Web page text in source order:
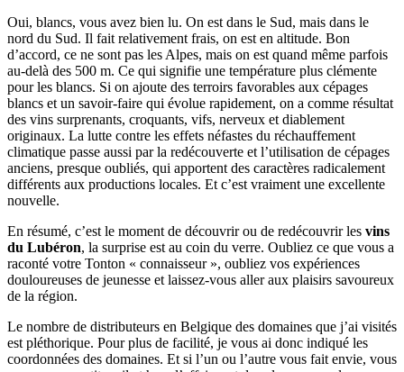
Oui, blancs, vous avez bien lu. On est dans le Sud, mais dans le
nord du Sud. Il fait relativement frais, on est en altitude. Bon
d’accord, ce ne sont pas les Alpes, mais on est quand même parfois
au-delà des 500 m. Ce qui signifie une température plus clémente
pour les blancs. Si on ajoute des terroirs favorables aux cépages
blancs et un savoir-faire qui évolue rapidement, on a comme résultat
des vins surprenants, croquants, vifs, nerveux et diablement
originaux. La lutte contre les effets néfastes du réchauffement
climatique passe aussi par la redécouverte et l’utilisation de cépages
anciens, presque oubliés, qui apportent des caractères radicalement
différents aux productions locales. Et c’est vraiment une excellente
nouvelle.
En résumé, c’est le moment de découvrir ou de redécouvrir les vins
du Lubéron, la surprise est au coin du verre. Oubliez ce que vous a
raconté votre Tonton « connaisseur », oubliez vos expériences
douloureuses de jeunesse et laissez-vous aller aux plaisirs savoureux
de la région.
Le nombre de distributeurs en Belgique des domaines que j’ai visités
est pléthorique. Pour plus de facilité, je vous ai donc indiqué les
coordonnées des domaines. Et si l’un ou l’autre vous fait envie, vous